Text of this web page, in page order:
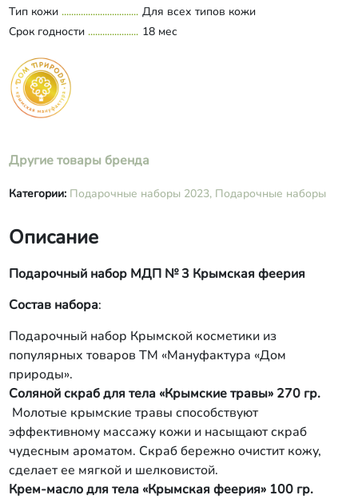
Тип кожи
Для всех типов кожи
Срок годности
18 мес
Другие товары бренда
Категории: Подарочные наборы 2023, Подарочные наборы
Описание
Подарочный набор МДП № 3 Крымская феерия
Состав набора:
Подарочный набор Крымской косметики из
популярных товаров ТМ «Мануфактура «Дом
природы».
Соляной скраб для тела «Крымские травы» 270 гр.
Молотые крымские травы способствуют
эффективному массажу кожи и насыщают скраб
чудесным ароматом. Скраб бережно очистит кожу,
сделает ее мягкой и шелковистой.
Крем-масло для тела «Крымская феерия» 100 гр.